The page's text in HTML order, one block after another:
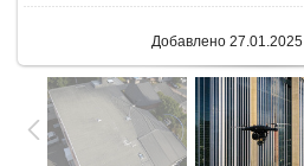
Добавлено27.01.2025